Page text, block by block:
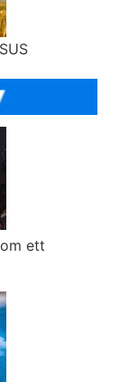
ett